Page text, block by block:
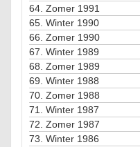
64. Zomer 1991
65. Winter 1990
66. Zomer 1990
67. Winter 1989
68. Zomer 1989
69. Winter 1988
70. Zomer 1988
71. Winter 1987
72. Zomer 1987
73. Winter 1986